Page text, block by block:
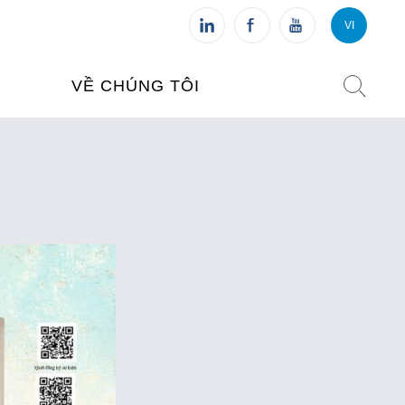
NAM
VỀ CHÚNG TÔI
CHI NHÁNH: HUẾ
CHI NHÁNH: ĐÀ NẴNG
CHI NHÁNH: TPHCM
VI
VI FR